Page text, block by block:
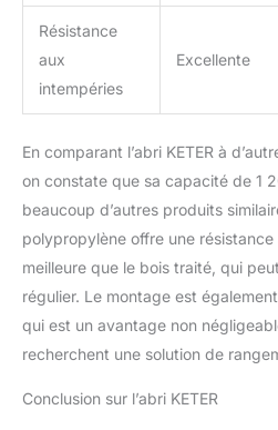
Résistance
aux
intempéries
Excellente
En comparant l’abri KETER à
on constate que sa capacité de 1
beaucoup d’autres produits
polypropylène offre une
meilleure que le bois traité, qui
régulier. Le montage est
qui est un avantage non
recherchent une solution de
Conclusion sur l’abri KETER